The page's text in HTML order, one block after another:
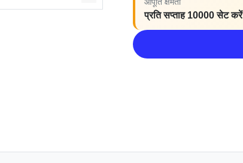
प्रति सप्ताह 10000 सेट करें